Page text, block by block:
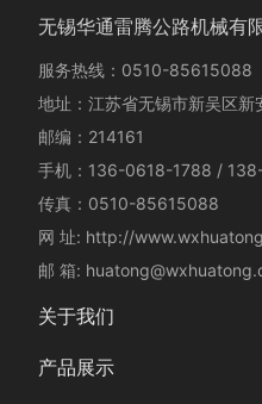
无锡华通雷腾公路机械有
服务热线： 0510-85615088
地址：江苏省无锡市新吴区
邮编：214161
手机： 136-0618-1788 /
传真： 0510-85615088
网 址: http://
邮 箱:
关于我们
产品展示